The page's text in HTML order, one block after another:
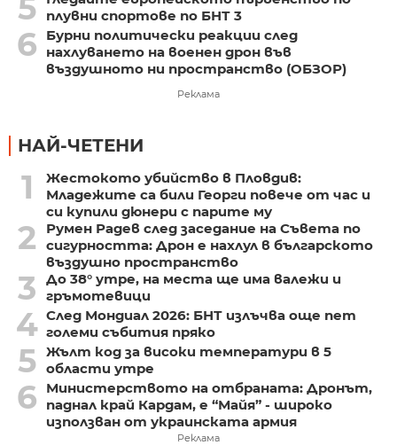
5
плувни спортове по БНТ 3
6
Бурни политически реакции след
нахлуването на военен дрон във
въздушното ни пространство (ОБЗОР)
Реклама
НАЙ-ЧЕТЕНИ
1
Жестокото убийство в Пловдив:
Младежите са били Георги повече от час и
си купили дюнери с парите му
2
Румен Радев след заседание на Съвета по
сигурността: Дрон е нахлул в българското
въздушно пространство
3
До 38° утре, на места ще има валежи и
гръмотевици
4 След Мондиал 2026: БНТ излъчва още пет
големи събития пряко
5 Жълт код за високи температури в 5
области утре
6
Министерството на отбраната: Дронът,
паднал край Кардам, е “Майя” - широко
използван от украинската армия
Реклама